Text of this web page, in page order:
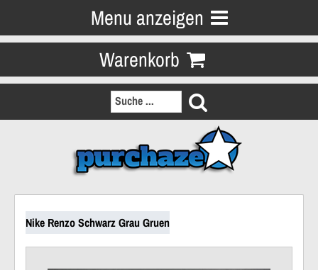
Menu anzeigen
Warenkorb
Nike Renzo Schwarz Grau Gruen